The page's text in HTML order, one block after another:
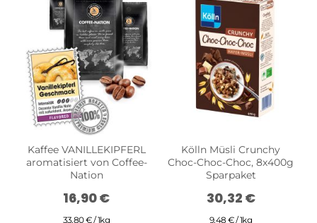
Kaffee VANILLEKIPFERL
aromatisiert von Coffee-
Nation
16,90 €
33,80 € / 1kg
Kölln Müsli Crunchy
Choc-Choc-Choc, 8x400g
Sparpaket
30,32 €
9,48 € / 1kg